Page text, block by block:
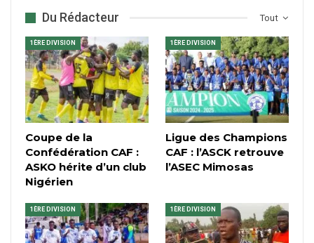
Tout
Du Rédacteur
1ÈRE DIVISION
Coupe de la
Confédération CAF :
ASKO hérite d’un club
Nigérien
1ÈRE DIVISION
Ligue des Champions
CAF : l’ASCK retrouve
l’ASEC Mimosas
1ÈRE DIVISION 1ÈRE DIVISION